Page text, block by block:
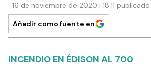
16 de noviembre de 2020 | 18:11
Añadir como fuente en
INCENDIO EN ÉDISON AL 700